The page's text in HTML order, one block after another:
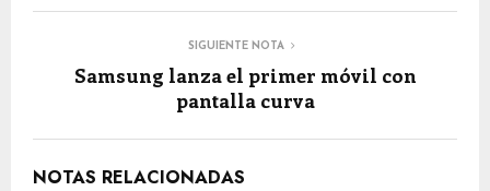
SIGUIENTE NOTA
Samsung lanza el primer móvil con
pantalla curva
NOTAS RELACIONADAS